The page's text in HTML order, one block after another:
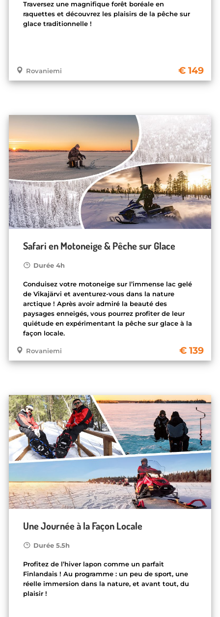
Traversez une magnifique forêt boréale en
raquettes et découvrez les plaisirs de la pêche sur
glace traditionnelle !
Rovaniemi 149
Safari en Motoneige & Pêche sur Glace
Durée 4h
Conduisez votre motoneige sur l’immense lac gelé
de Vikajärvi et aventurez-vous dans la nature
arctique ! Après avoir admiré la beauté des
paysages enneigés, vous pourrez profiter de leur
quiétude en expérimentant la pêche sur glace à la
façon locale.
Rovaniemi 139
Une Journée à la Façon Locale
Durée 5.5h
Profitez de l’hiver lapon comme un parfait
Finlandais ! Au programme : un peu de sport, une
réelle immersion dans la nature, et avant tout, du
plaisir !